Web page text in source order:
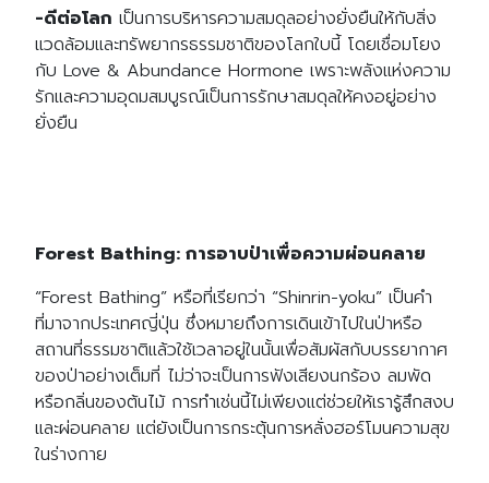
-ดีต่อโลก เป็นการบริหารความสมดุลอย่างยั่งยืนให้กับสิ่ง
แวดล้อมและทรัพยากรธรรมชาติของโลกใบนี้ โดยเชื่อมโยง
กับ Love & Abundance Hormone เพราะพลังแห่งความ
รักและความอุดมสมบูรณ์เป็นการรักษาสมดุลให้คงอยู่อย่าง
ยั่งยืน
Forest Bathing: การอาบป่าเพื่อความผ่อนคลาย
“Forest Bathing” หรือที่เรียกว่า “Shinrin-yoku” เป็นคำ
ที่มาจากประเทศญี่ปุ่น ซึ่งหมายถึงการเดินเข้าไปในป่าหรือ
สถานที่ธรรมชาติแล้วใช้เวลาอยู่ในนั้นเพื่อสัมผัสกับบรรยากาศ
ของป่าอย่างเต็มที่ ไม่ว่าจะเป็นการฟังเสียงนกร้อง ลมพัด
หรือกลิ่นของต้นไม้ การทำเช่นนี้ไม่เพียงแต่ช่วยให้เรารู้สึกสงบ
และผ่อนคลาย แต่ยังเป็นการกระตุ้นการหลั่งฮอร์โมนความสุข
ในร่างกาย